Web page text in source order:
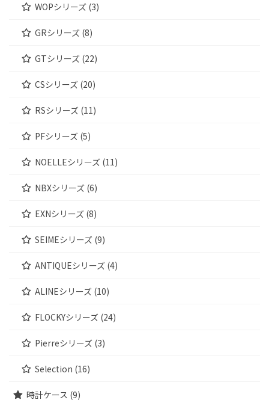
WOPシリーズ (3)
GRシリーズ (8)
GTシリーズ (22)
CSシリーズ (20)
RSシリーズ (11)
PFシリーズ (5)
NOELLEシリーズ (11)
NBXシリーズ (6)
EXNシリーズ (8)
SEIMEシリーズ (9)
ANTIQUEシリーズ (4)
ALINEシリーズ (10)
FLOCKYシリーズ (24)
Pierreシリーズ (3)
Selection (16)
時計ケース (9)